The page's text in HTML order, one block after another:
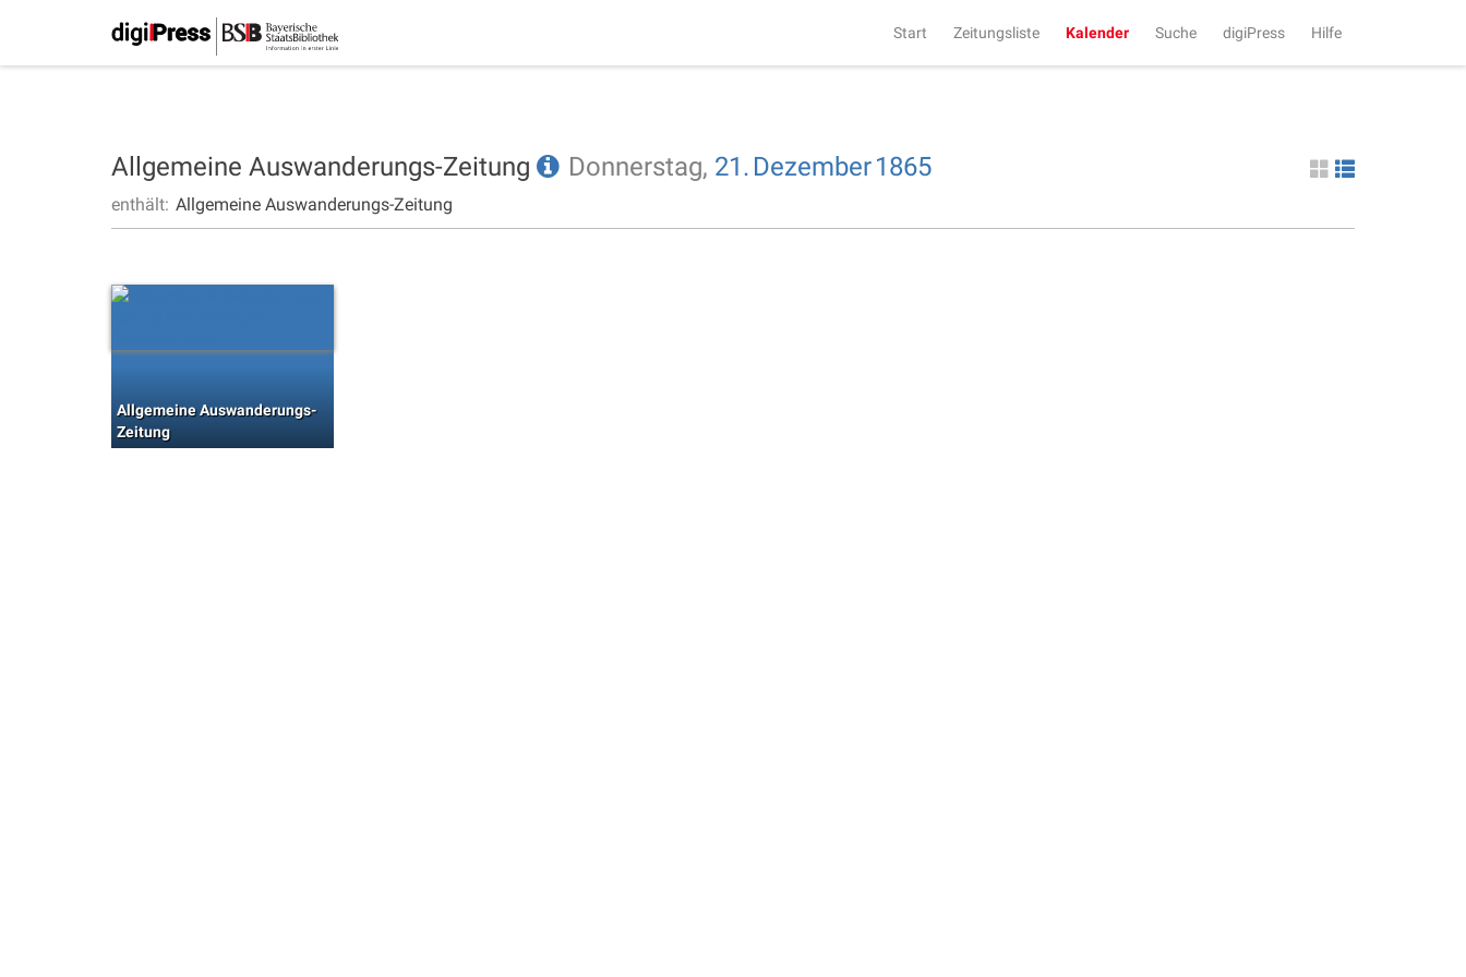
Start Zeitungsliste Kalender Suche digiPress Hilfe
Allgemeine Auswanderungs-Zeitung Donnerstag, 21. Dezember1865
enthält: Allgemeine Auswanderungs-Zeitung
Allgemeine Auswanderungs-
Zeitung